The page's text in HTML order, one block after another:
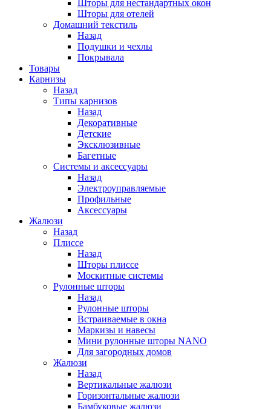
Шторы для нестандартных окон
Шторы для отелей
Домашний текстиль
Назад
Подушки и чехлы
Покрывала
Товары
Карнизы
Назад
Типы карнизов
Назад
Декоративные
Детские
Эксклюзивные
Багетные
Системы и аксессуары
Назад
Электроуправляемые
Профильные
Аксессуары
Жалюзи
Назад
Плиссе
Назад
Шторы плиссе
Москитные системы
Рулонные шторы
Назад
Рулонные шторы
Встраиваемые в окна
Маркизы и навесы
Мини рулонные шторы NANO
Для загородных домов
Жалюзи
Назад
Вертикальные жалюзи
Горизонтальные жалюзи
Бамбуковые жалюзи